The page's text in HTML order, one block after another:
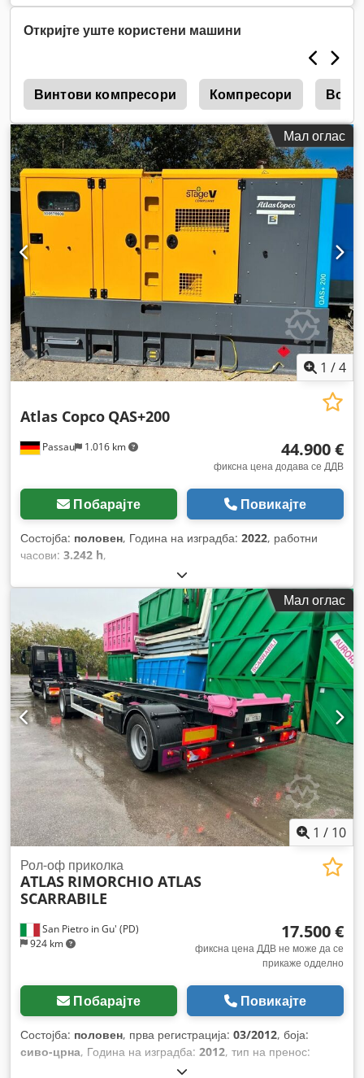
Откријте уште користени машини
Винтови компресори Компресори
Мал оглас
1 /4
Passau 1.016 km
Atlas Copco QAS+200
44.900 €
фиксна цена додава се ДДВ
Побарајте Повикајте
Состојба: половен, Година на изградба: 2022, работни
часови: 3.242 h,
Мал оглас
1 / 10
San Pietro in Gu' (PD)
924 km
Рол-оф приколка
ATLAS RIMORCHIO ATLAS
SCARRABILE
17.500 €
фиксна цена ДДВ не може да се
прикаже одделно
Побарајте Повикајте
Состојба: половен, прва регистрација: 03/2012, боја:
сиво-црна, Година на изградба: 2012, тип на пренос: